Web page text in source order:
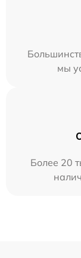
мы
Более 20